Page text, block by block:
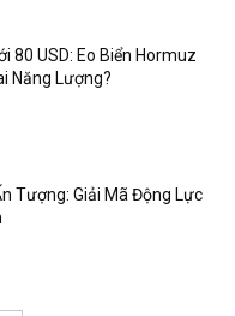
80 USD: Eo Biển Hormuz
Năng Lượng?
Tượng: Giải Mã Động Lực